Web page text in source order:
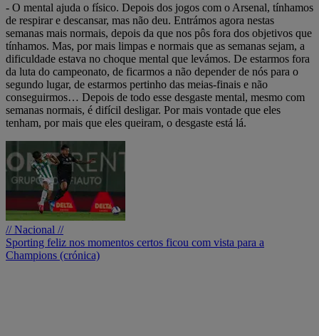
- O mental ajuda o físico. Depois dos jogos com o Arsenal, tínhamos
de respirar e descansar, mas não deu. Entrámos agora nestas
semanas mais normais, depois da que nos pôs fora dos objetivos que
tínhamos. Mas, por mais limpas e normais que as semanas sejam, a
dificuldade estava no choque mental que levámos. De estarmos fora
da luta do campeonato, de ficarmos a não depender de nós para o
segundo lugar, de estarmos pertinho das meias-finais e não
conseguirmos… Depois de todo esse desgaste mental, mesmo com
semanas normais, é difícil desligar. Por mais vontade que eles
tenham, por mais que eles queiram, o desgaste está lá.
// Nacional //
Sporting feliz nos momentos certos ficou com vista para a
Champions (crónica)